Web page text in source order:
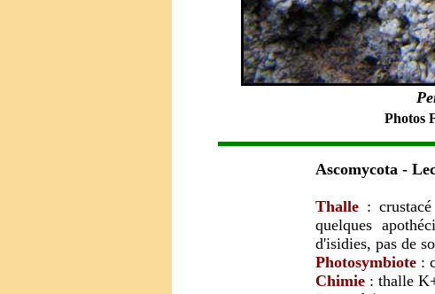
Photos
Ascomycota -
Thalle :
quelques
d'isidies, pas de
Photosymbiote :
Chimie : thalle